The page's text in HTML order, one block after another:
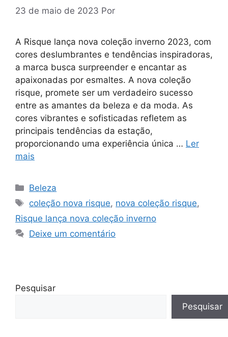
23 de maio de 2023 Por
A Risque lança nova coleção inverno 2023, com
cores deslumbrantes e tendências inspiradoras,
a marca busca surpreender e encantar as
apaixonadas por esmaltes. A nova coleção
risque, promete ser um verdadeiro sucesso
entre as amantes da beleza e da moda. As
cores vibrantes e sofisticadas refletem as
principais tendências da estação,
proporcionando uma experiência única … Ler
mais
Categorias
Beleza
Tags
coleção nova risque, nova coleção risque,
Risque lança nova coleção inverno
Deixe um comentário
Pesquisar
Pesquisar